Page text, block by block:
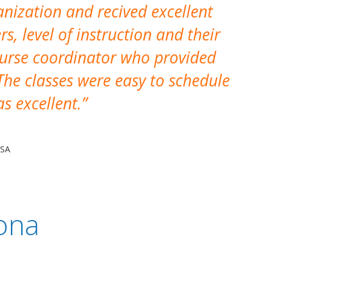
and recived excellent
level of instruction and their
coordinator who provided
classes were easy to schedule
excellent.